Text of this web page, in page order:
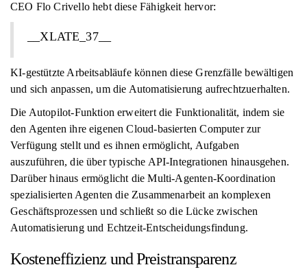
CEO Flo Crivello hebt diese Fähigkeit hervor:
__XLATE_37__
KI-gestützte Arbeitsabläufe können diese Grenzfälle bewältigen
und sich anpassen, um die Automatisierung aufrechtzuerhalten.
Die Autopilot-Funktion erweitert die Funktionalität, indem sie
den Agenten ihre eigenen Cloud-basierten Computer zur
Verfügung stellt und es ihnen ermöglicht, Aufgaben
auszuführen, die über typische API-Integrationen hinausgehen.
Darüber hinaus ermöglicht die Multi-Agenten-Koordination
spezialisierten Agenten die Zusammenarbeit an komplexen
Geschäftsprozessen und schließt so die Lücke zwischen
Automatisierung und Echtzeit-Entscheidungsfindung.
Kosteneffizienz und Preistransparenz